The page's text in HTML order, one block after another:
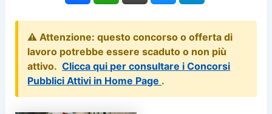
⚠️ Attenzione: questo concorso o offerta di
lavoro potrebbe essere scaduto o non più
attivo. Clicca qui per consultare i Concorsi
Pubblici Attivi in Home Page .